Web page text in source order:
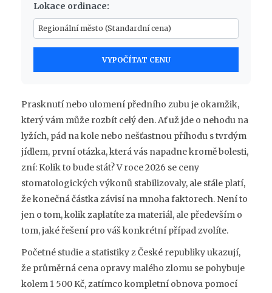
Lokace ordinace:
VYPOČÍTAT CENU
Prasknutí nebo ulomení předního zubu je okamžik,
který vám může rozbít celý den. Ať už jde o nehodu na
lyžích, pád na kole nebo nešťastnou příhodu s tvrdým
jídlem, první otázka, která vás napadne kromě bolesti,
zní: Kolik to bude stát? V roce 2026 se ceny
stomatologických výkonů stabilizovaly, ale stále platí,
že konečná částka závisí na mnoha faktorech. Není to
jen o tom, kolik zaplatíte za materiál, ale především o
tom, jaké řešení pro váš konkrétní případ zvolíte.
Početné studie a statistiky z České republiky ukazují,
že průměrná cena opravy malého zlomu se pohybuje
kolem 1 500 Kč, zatímco kompletní obnova pomocí